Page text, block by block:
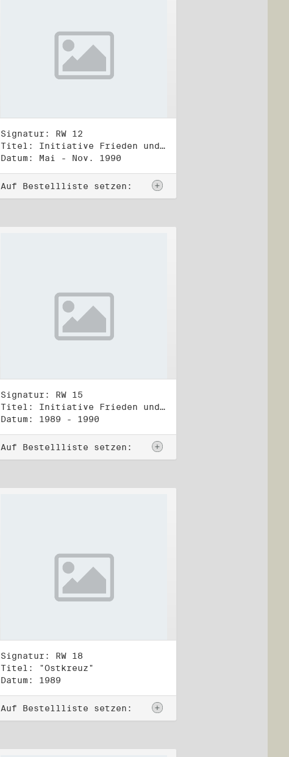
Signatur: RW 12
Titel: Initiative Frieden und Menschenrechte (2)
Datum: Mai - Nov. 1990
Auf Bestellliste setzen:
Signatur: RW 15
Titel: Initiative Frieden und Menschenrechte, Veröffentlichungen
Datum: 1989 - 1990
Auf Bestellliste setzen:
Signatur: RW 18
Titel: "Ostkreuz"
Datum: 1989
Auf Bestellliste setzen: